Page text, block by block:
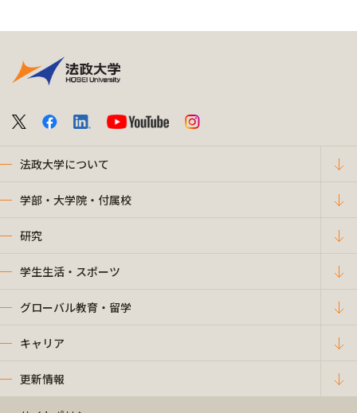
法政大学について
学部・大学院・付属校
研究
学生生活・スポーツ
グローバル教育・留学
キャリア
更新情報